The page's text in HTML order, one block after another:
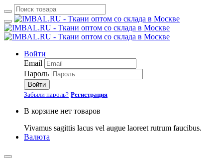
Войти
Email
Пароль
Войти
Забыли пароль? Регистрация
В корзине нет товаров
Vivamus sagittis lacus vel augue laoreet rutrum faucibus.
Валюта